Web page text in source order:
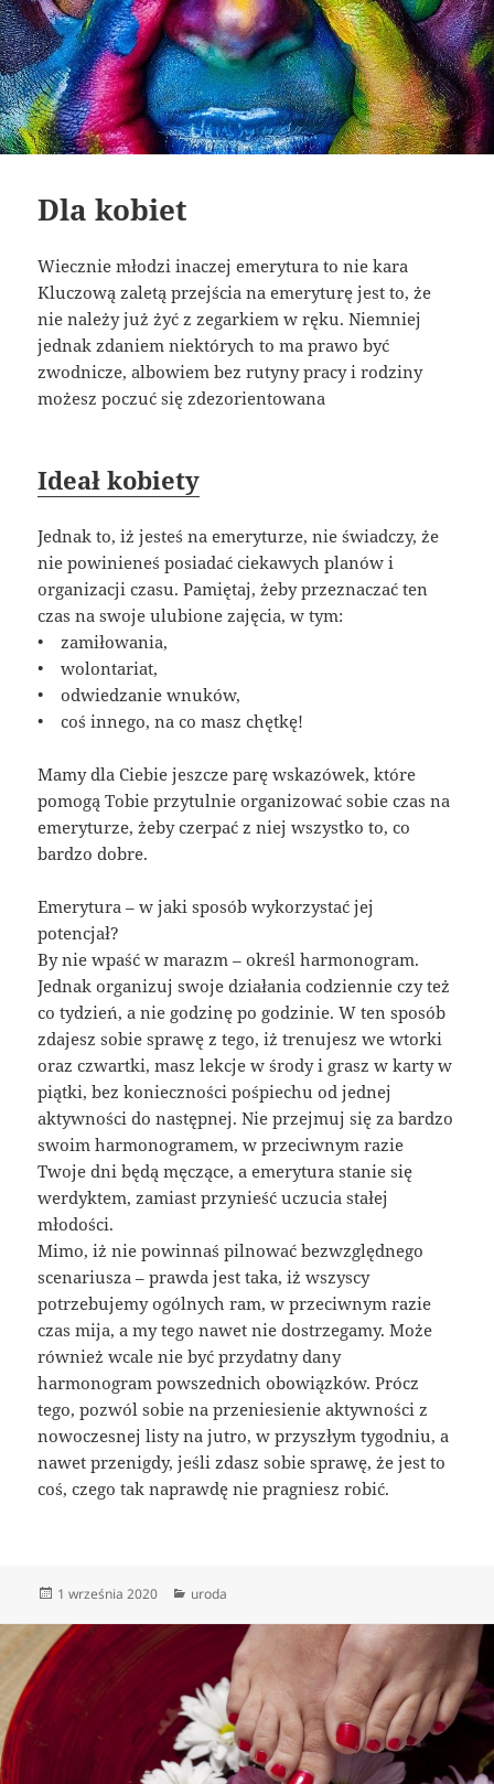
Dla kobiet
Wiecznie młodzi inaczej emerytura to nie kara
Kluczową zaletą przejścia na emeryturę jest to, że
nie należy już żyć z zegarkiem w ręku. Niemniej
jednak zdaniem niektórych to ma prawo być
zwodnicze, albowiem bez rutyny pracy i rodziny
możesz poczuć się zdezorientowana
Ideał kobiety
Jednak to, iż jesteś na emeryturze, nie świadczy, że
nie powinieneś posiadać ciekawych planów i
organizacji czasu. Pamiętaj, żeby przeznaczać ten
czas na swoje ulubione zajęcia, w tym:
• zamiłowania,
• wolontariat,
• odwiedzanie wnuków,
• coś innego, na co masz chętkę!
Mamy dla Ciebie jeszcze parę wskazówek, które
pomogą Tobie przytulnie organizować sobie czas na
emeryturze, żeby czerpać z niej wszystko to, co
bardzo dobre.
Emerytura – w jaki sposób wykorzystać jej
potencjał?
By nie wpaść w marazm – określ harmonogram.
Jednak organizuj swoje działania codziennie czy też
co tydzień, a nie godzinę po godzinie. W ten sposób
zdajesz sobie sprawę z tego, iż trenujesz we wtorki
oraz czwartki, masz lekcje w środy i grasz w karty w
piątki, bez konieczności pośpiechu od jednej
aktywności do następnej. Nie przejmuj się za bardzo
swoim harmonogramem, w przeciwnym razie
Twoje dni będą męczące, a emerytura stanie się
werdyktem, zamiast przynieść uczucia stałej
młodości.
Mimo, iż nie powinnaś pilnować bezwzględnego
scenariusza – prawda jest taka, iż wszyscy
potrzebujemy ogólnych ram, w przeciwnym razie
czas mija, a my tego nawet nie dostrzegamy. Może
również wcale nie być przydatny dany
harmonogram powszednich obowiązków. Prócz
tego, pozwól sobie na przeniesienie aktywności z
nowoczesnej listy na jutro, w przyszłym tygodniu, a
nawet przenigdy, jeśli zdasz sobie sprawę, że jest to
coś, czego tak naprawdę nie pragniesz robić.
Data
1 września 2020 Kategorie
uroda